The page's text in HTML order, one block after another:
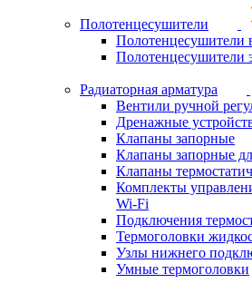
Полотенцесушители
Полотенцесушители
Полотенцесушители
Радиаторная арматура
Вентили ручной
Дренажные
Клапаны запорные
Клапаны запорные
Клапаны
Комплекты
Wi-Fi
Подключения
Термоголовки
Узлы нижнего
Умные термоголовки